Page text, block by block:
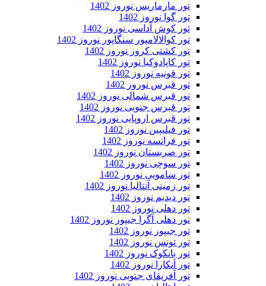
تور مارماریس نوروز 1402
تور گوا نوروز 1402
تور کوش آداسی نوروز 1402
تور کوالالامپور سنگاپور نوروز 1402
تور کشتی کروز نوروز 1402
تور کاپادوکیا نوروز 1402
تور قونیه نوروز 1402
تور قبرس نوروز 1402
تور قبرس شمالی نوروز 1402
تور قبرس جنوبی نوروز 1402
تور قبرس اروپایی نوروز 1402
تور فیلیپین نوروز 1402
تور فرانسه نوروز 1402
تور صربستان نوروز 1402
تور سوچی نوروز 1402
تور سامویی نوروز 1402
تور زمینی آنتالیا نوروز 1402
تور دیدیم نوروز 1402
تور دهلی نوروز 1402
تور دهلی آگرا جیپور نوروز 1402
تور جیپور نوروز 1402
تور تونس نوروز 1402
تور بانکوک نوروز 1402
تور آنکارا نوروز 1402
تور آفریقای جنوبی نوروز 1402